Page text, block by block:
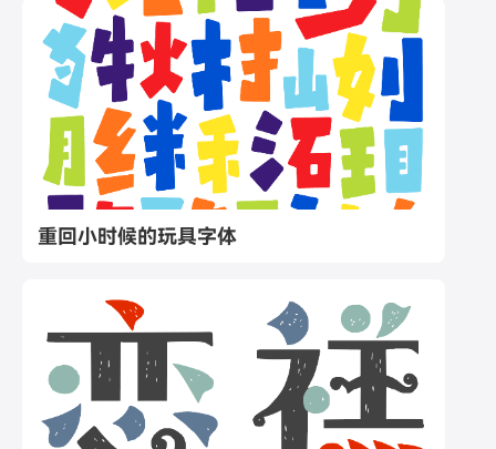
重回小时候的玩具字体